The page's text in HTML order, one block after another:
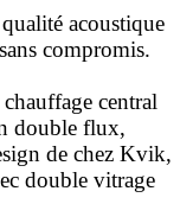
acoustique
compromis.
central
double flux,
de chez Kvik,
double vitrage